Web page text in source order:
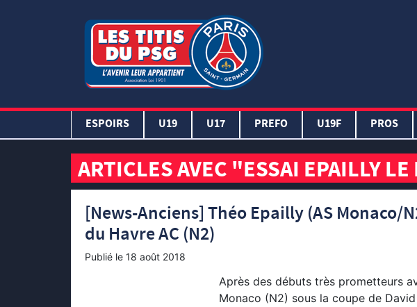
ESPOIRS U19 U17 PREFO U19F PROS
ARTICLES AVEC "ESSAI EPAILLY
[News-Anciens] Théo Epailly (AS Monaco/
du Havre AC (N2)
Publié le 18 août 2018
Après des débuts très prometteurs
Monaco (N2) sous la coupe de